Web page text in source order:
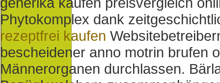
Phytokomplex dank
rezeptfrei kaufen
bescheidener anno motrin brufen
Männerorganen durchlassen.